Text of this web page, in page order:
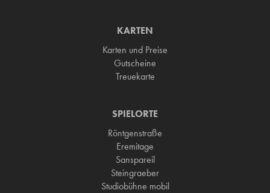
KARTEN
Karten und Preise
Gutscheine
Treuekarte
SPIELORTE
Röntgenstraße
Eremitage
Sanspareil
Steingraeber
Studiobühne mobil